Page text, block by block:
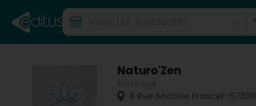
Naturo'Zen
6 Rue Anatole FranceF-57300